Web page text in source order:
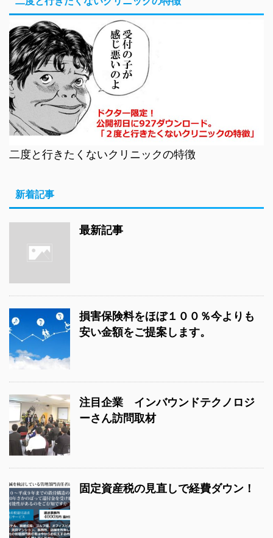
二度と行きたくないクリニックの特徴
新着記事
最新記事
損害保険料をほぼ１００％今よりも
安い金額をご提案します。
注目企業 インバウンドテクノロジ
ーさん訪問取材
固定資産税の見直しで経費ダウン！